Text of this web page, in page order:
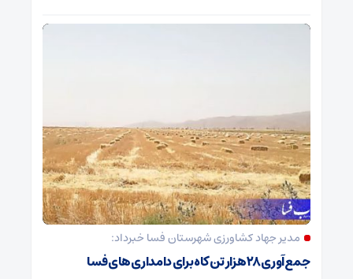
مدیر جهاد کشاورزی شهرستان فسا خبرداد:
جمع‌آوری ۲۸ هزار تن کاه برای دامداری‌های فسا